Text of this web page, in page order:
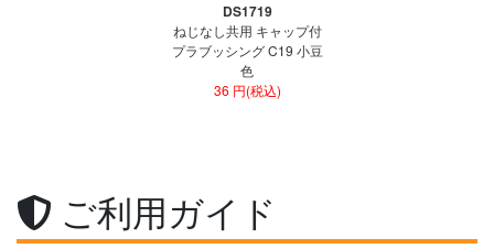
DS1719
ねじなし共用 キャップ付
プラブッシング C19 小豆
色
36 円(税込)
ご利用ガイド